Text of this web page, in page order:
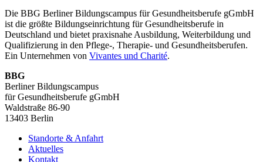
Die BBG Berliner Bildungscampus für Gesundheitsberufe gGmbH
ist die größte Bildungseinrichtung für Gesundheitsberufe in
Deutschland und bietet praxisnahe Ausbildung, Weiterbildung und
Qualifizierung in den Pflege-, Therapie- und Gesundheitsberufen.
Ein Unternehmen von Vivantes und Charité.
BBG
Berliner Bildungscampus
für Gesundheitsberufe gGmbH
Waldstraße 86-90
13403 Berlin
Standorte & Anfahrt
Aktuelles
Kontakt